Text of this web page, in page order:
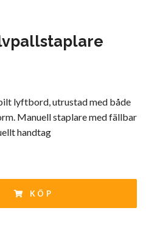
lyftbord, utrustad med både
Manuell staplare med fällbar
handtag
KÖP